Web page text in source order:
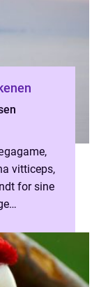
vitticeps,
for sine